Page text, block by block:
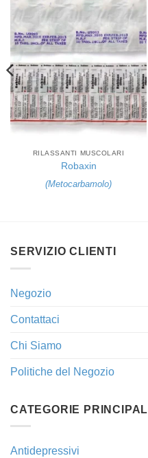
RILASSANTI MUSCOLARI
Robaxin
(Metocarbamolo)
SERVIZIO CLIENTI
Negozio
Contattaci
Chi Siamo
Politiche del Negozio
CATEGORIE PRINCIPALI
Antidepressivi